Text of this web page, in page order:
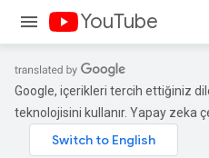
YouTube
Google, içerikleri tercih ettiğiniz
teknolojisini kullanır. Yapay zeka